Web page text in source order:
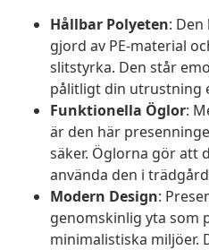
Hållbar Polyeten:
gjord av PE-material
slitstyrka. Den står
pålitligt din utrustning
Funktionella Öglor:
är den här
säker. Öglorna gör att
använda den i
Modern Design:
genomskinlig yta som
minimalistiska miljöer.